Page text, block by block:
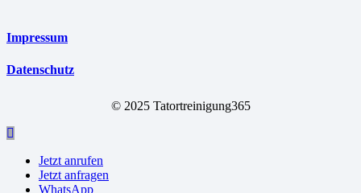
Impressum
Datenschutz
© 2025 Tatortreinigung365
Jetzt anrufen
Jetzt anfragen
WhatsApp